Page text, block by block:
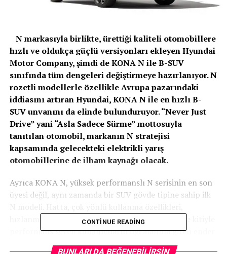
N markasıyla birlikte, ürettiği kaliteli otomobillere
hızlı ve oldukça güçlü versiyonları ekleyen Hyundai
Motor Company, şimdi de KONA N ile B-SUV
sınıfında tüm dengeleri değiştirmeye hazırlanıyor. N
rozetli modellerle özellikle Avrupa pazarındaki
iddiasını artıran Hyundai, KONA N ile en hızlı B-
SUV unvanını da elinde bulunduruyor. “Never Just
Drive” yani “Asla Sadece Sürme” mottosuyla
tanıtılan otomobil, markanın N stratejisi
kapsamında gelecekteki elektrikli yarış
otomobillerine de ilham kaynağı olacak.
Ayrıca KONA N, yüksek performanslı N serisinin en son
üyesi değil, aynı zamanda bir SUV gövde tipine sahip ilk
hızlanma, çeviklik ve yarış pistlerine uygun gövde kitiyle
performans seven kullanıcıların ilgi alanına giren ender
SUV modellerden biri.
CONTINUE READING
BUNLARI DA BEĞENEBILIRSIN